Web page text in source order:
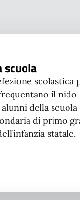
scuola
scolastica
il nido
alunni della scuola
di primo
statale.